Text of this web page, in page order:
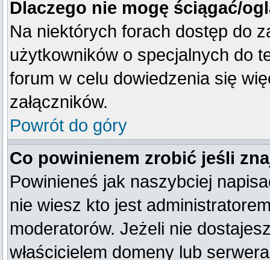
Dlaczego nie mogę ściągać/
Na niektórych forach dostęp do
użytkowników o specjalnych do
forum w celu dowiedzenia się
załączników.
Powrót do góry
Co powinienem zrobić jeśli
Powinieneś jak naszybciej
nie wiesz kto jest
moderatorów. Jeżeli nie
właścicielem domeny lub